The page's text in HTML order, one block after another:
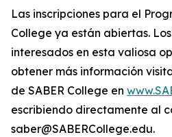
Las inscripciones para el
College ya están abiertas.
interesados en esta valiosa
obtener más información
de SABER College en
escribiendo directamente al
saber@SABERCollege.edu.